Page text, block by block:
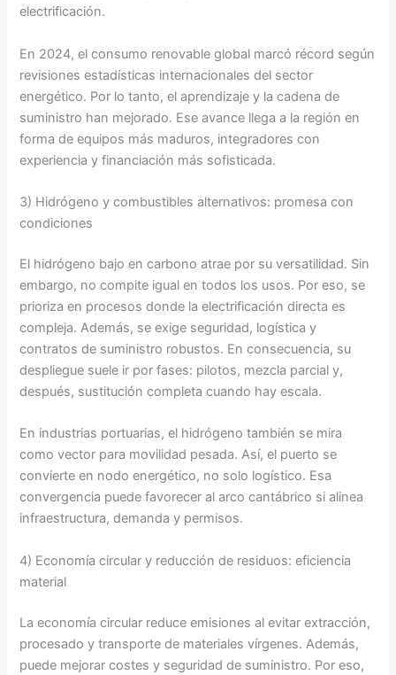
electrificación.
En 2024, el consumo renovable global marcó récord según
revisiones estadísticas internacionales del sector
energético. Por lo tanto, el aprendizaje y la cadena de
suministro han mejorado. Ese avance llega a la región en
forma de equipos más maduros, integradores con
experiencia y financiación más sofisticada.
3) Hidrógeno y combustibles alternativos: promesa con
condiciones
El hidrógeno bajo en carbono atrae por su versatilidad. Sin
embargo, no compite igual en todos los usos. Por eso, se
prioriza en procesos donde la electrificación directa es
compleja. Además, se exige seguridad, logística y
contratos de suministro robustos. En consecuencia, su
despliegue suele ir por fases: pilotos, mezcla parcial y,
después, sustitución completa cuando hay escala.
En industrias portuarias, el hidrógeno también se mira
como vector para movilidad pesada. Así, el puerto se
convierte en nodo energético, no solo logístico. Esa
convergencia puede favorecer al arco cantábrico si alinea
infraestructura, demanda y permisos.
4) Economía circular y reducción de residuos: eficiencia
material
La economía circular reduce emisiones al evitar extracción,
procesado y transporte de materiales vírgenes. Además,
puede mejorar costes y seguridad de suministro. Por eso,